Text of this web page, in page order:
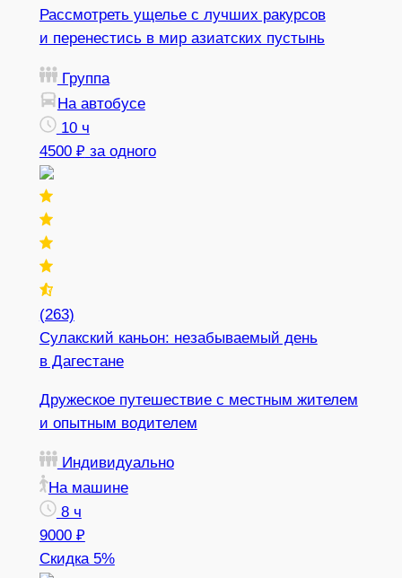
Рассмотреть ущелье с лучших ракурсов
и перенестись в мир азиатских пустынь
Группа
На автобусе
10 ч
4500 ₽ за одного
(263)
Сулакский каньон: незабываемый день
в Дагестане
Дружеское путешествие с местным жителем
и опытным водителем
Индивидуально
На машине
8 ч
9000 ₽
Скидка 5%